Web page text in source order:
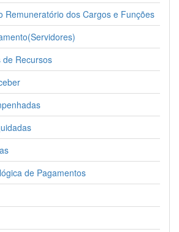
Remuneratório dos Cargos e Funções
de Recursos
de Pagamentos